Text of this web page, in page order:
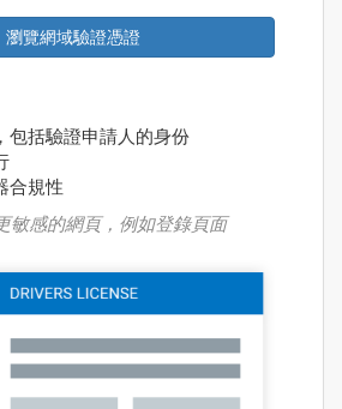
瀏覽網域驗證憑證
包括驗證申請人的身份
合規性
敏感的網頁，例如登錄頁面